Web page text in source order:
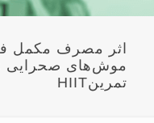
اثر مصرف مکمل
تمرینHIIT